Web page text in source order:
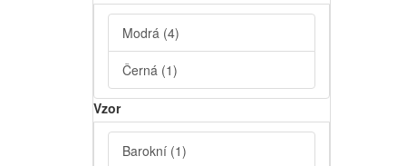
Modrá (4)
Černá (1)
Vzor
Barokní (1)